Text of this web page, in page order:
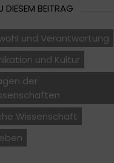
DIESEM BEITRAG
und Verantwortung
und Kultur
der
Wissenschaft